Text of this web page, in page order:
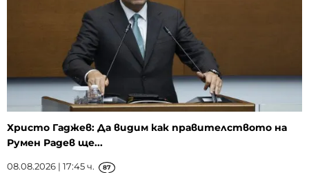
Христо Гаджев: Да видим как правителството на
Румен Радев ще...
08.08.2026 | 17:45 ч. 87